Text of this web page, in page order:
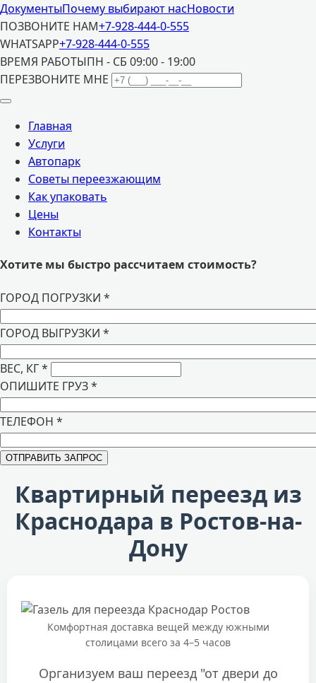
ДокументыПочему выбирают насНовости
ПОЗВОНИТЕ НАМ+7-928-444-0-555
WHATSAPP+7-928-444-0-555
ВРЕМЯ РАБОТЫПН - СБ 09:00 - 19:00
ПЕРЕЗВОНИТЕ МНЕ
Главная
Услуги
Автопарк
Советы переезжающим
Как упаковать
Цены
Контакты
Хотите мы быстро рассчитаем стоимость?
ГОРОД ПОГРУЗКИ *
ГОРОД ВЫГРУЗКИ *
ВЕС, КГ*
ОПИШИТЕ ГРУЗ*
ТЕЛЕФОН *
Квартирный переезд из
Краснодара в Ростов-на-
Дону
Комфортная доставка вещей между южными
столицами всего за 4–5 часов
Организуем ваш переезд "от двери до